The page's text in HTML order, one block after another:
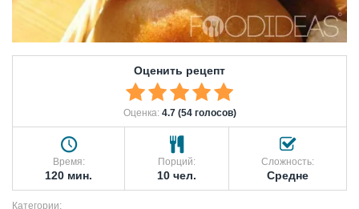
Оценить рецепт
Оценка: 4.7 (54 голосов)
Время:
120 мин.
Порций:
10 чел.
Сложность:
Средне
Категории: